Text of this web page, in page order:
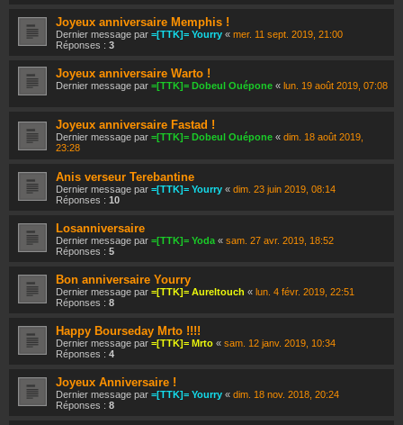
Joyeux anniversaire Memphis !
Dernier message par =[TTK]= Yourry « mer. 11 sept. 2019, 21:00
Réponses : 3
Joyeux anniversaire Warto !
Dernier message par =[TTK]= Dobeul Ouépone « lun. 19 août 2019, 07:08
Joyeux anniversaire Fastad !
Dernier message par =[TTK]= Dobeul Ouépone « dim. 18 août 2019,
23:28
Anis verseur Terebantine
Dernier message par =[TTK]= Yourry « dim. 23 juin 2019, 08:14
Réponses : 10
Losanniversaire
Dernier message par =[TTK]= Yoda « sam. 27 avr. 2019, 18:52
Réponses : 5
Bon anniversaire Yourry
Dernier message par =[TTK]= Aureltouch « lun. 4 févr. 2019, 22:51
Réponses : 8
Happy Bourseday Mrto !!!!
Dernier message par =[TTK]= Mrto « sam. 12 janv. 2019, 10:34
Réponses : 4
Joyeux Anniversaire !
Dernier message par =[TTK]= Yourry « dim. 18 nov. 2018, 20:24
Réponses : 8